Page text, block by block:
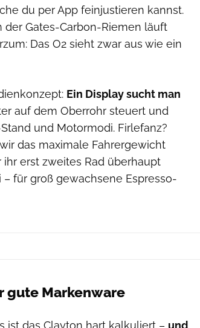
du per App feinjustieren kannst.
der Gates-Carbon-Riemen läuft
Das O2 sieht zwar aus wie ein
Ein Display sucht man
auf dem Oberrohr steuert und
und Motormodi. Firlefanz?
das maximale Fahrergewicht
erst zweites Rad überhaupt
für groß gewachsene Espresso-
gute Markenware
ist das Clayton hart kalkuliert – und